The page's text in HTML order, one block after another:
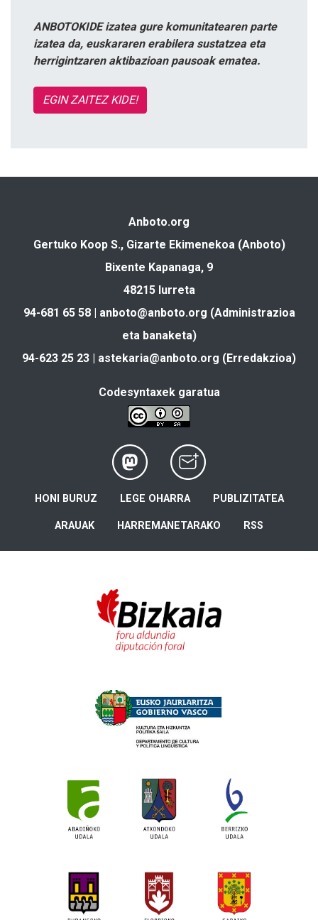
ANBOTOKIDE izatea gure komunitatearen parte
izatea da, euskararen erabilera sustatzea eta
herrigintzaren aktibazioan pausoak ematea.
EGIN ZAITEZ KIDE!
Anboto.org
Gertuko Koop S., Gizarte Ekimenekoa (Anboto)
Bixente Kapanaga, 9
48215 Iurreta
94-681 65 58 | anboto@anboto.org (Administrazioa
eta banaketa)
94-623 25 23 | astekaria@anboto.org (Erredakzioa)
Codesyntaxek garatua
HONI BURUZ LEGE OHARRA PUBLIZITATEA
ARAUAK HARREMANETARAKO RSS